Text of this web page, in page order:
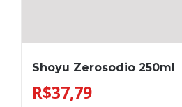
Shoyu Zerosodio 250ml
R$37,79